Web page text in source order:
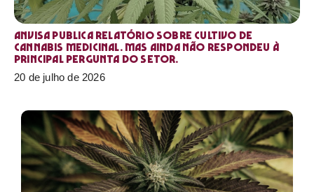
Anvisa publica relatório sobre cultivo de
Cannabis medicinal. Mas ainda não respondeu à
principal pergunta do setor.
20 de julho de 2026